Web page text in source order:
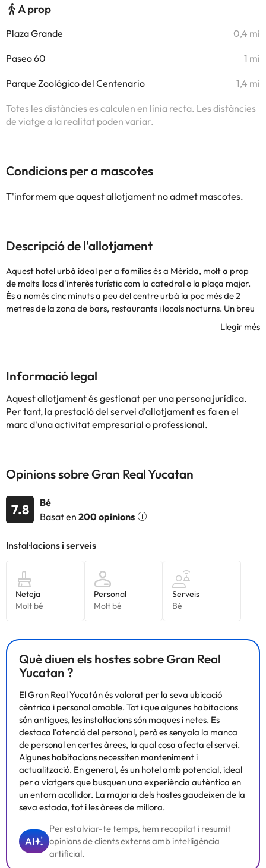
A prop
Plaza Grande 0,4 mi
Paseo 60 1 mi
Parque Zoológico del Centenario 1,4 mi
Totes les distàncies es calculen en línia recta. Les distàncies
de viatge a la realitat poden variar.
Condicions per a mascotes
T'informem que aquest allotjament no admet mascotes.
Descripció de l'allotjament
Aquest hotel urbà ideal per a famílies és a Mèrida, molt a prop
de molts llocs d'interès turístic com la catedral o la plaça major.
És a només cinc minuts a peu del centre urbà ia poc més de 2
metres de la zona de bars, restaurants i locals nocturns. Un breu
passeig el separa del Teatre Peón Contreras i del Passeig
Montego. L´estació d´autobusos més propera és a només 2 m.
disseny. Les habitacions d'aquest hotel, que tenen centre de
negocis, restaurants i zona verda, són una oda a l'elegància i al
bon gust.
informació d'aquesta fitxa està subjecta a canvis per part de
Informació legal
Aquest allotjament és gestionat per una persona jurídica.
Per tant, la prestació del servei d'allotjament es fa en el
marc d'una activitat empresarial o professional.
Opinions sobre Gran Real Yucatan
7.8
Bé
Basat en 200 opinions
Què diuen els hostes sobre Gran Real
Yucatan ?
El Gran Real Yucatán és valorat per la seva ubicació
cèntrica i personal amable. Tot i que algunes habitacions
són antigues, les instal·lacions són maques i netes. Es
destaca l'atenció del personal, però es senyala la manca
de personal en certes àrees, la qual cosa afecta el servei.
Algunes habitacions necessiten manteniment i
actualització. En general, és un hotel amb potencial, ideal
per a viatgers que busquen una experiència autèntica en
un entorn acollidor. La majoria dels hostes gaudeixen de la
seva estada, tot i les àrees de millora.
AI
Per estalviar-te temps, hem recopilat i resumit
opinions de clients externs amb intel·ligència
artificial.